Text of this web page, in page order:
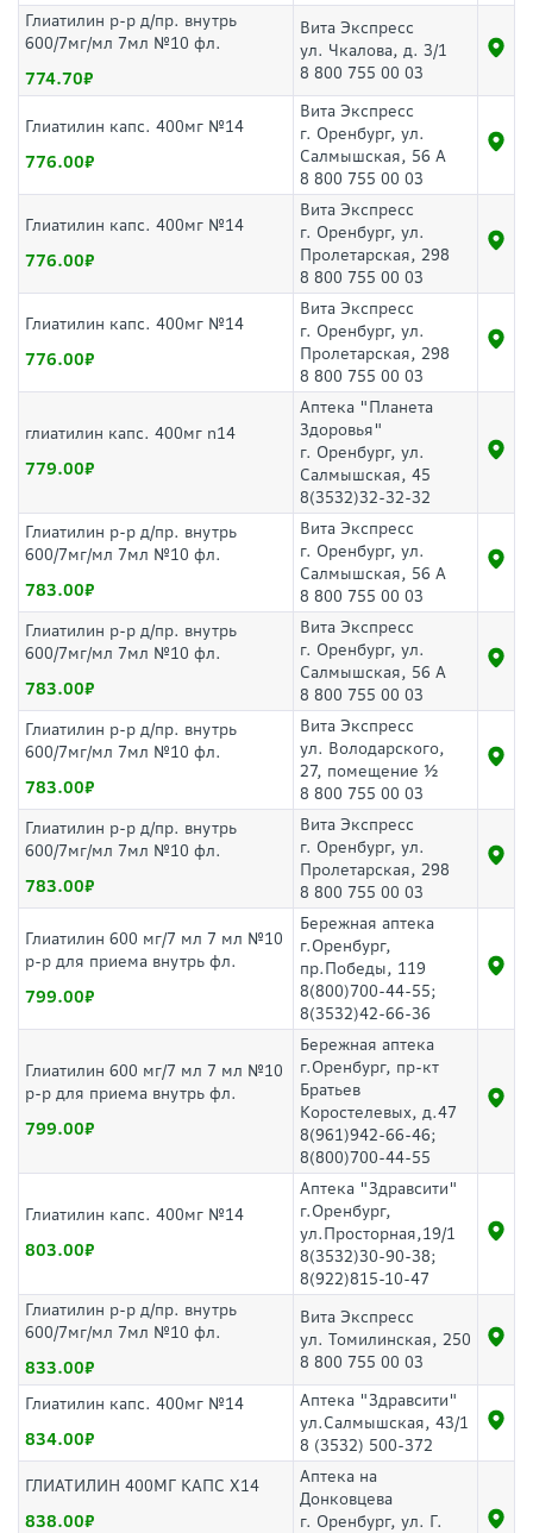
Глиатилин р-р д/пр. внутрь
600/7мг/мл 7мл №10 фл.
774.70
Вита Экспресс
ул. Чкалова, д. 3/1
8 800 755 00 03
Глиатилин капс. 400мг №14
776.00
Вита Экспресс
г. Оренбург, ул.
Салмышская, 56 А
8 800 755 00 03
Глиатилин капс. 400мг №14
776.00
Вита Экспресс
г. Оренбург, ул.
Пролетарская, 298
8 800 755 00 03
Глиатилин капс. 400мг №14
776.00
Вита Экспресс
г. Оренбург, ул.
Пролетарская, 298
8 800 755 00 03
глиатилин капс. 400мг n14
779.00
Аптека "Планета
Здоровья"
г. Оренбург, ул.
Салмышская, 45
8(3532)32-32-32
Глиатилин р-р д/пр. внутрь
600/7мг/мл 7мл №10 фл.
783.00
Вита Экспресс
г. Оренбург, ул.
Салмышская, 56 А
8 800 755 00 03
Глиатилин р-р д/пр. внутрь
600/7мг/мл 7мл №10 фл.
783.00
Вита Экспресс
г. Оренбург, ул.
Салмышская, 56 А
8 800 755 00 03
Глиатилин р-р д/пр. внутрь
600/7мг/мл 7мл №10 фл.
783.00
Вита Экспресс
ул. Володарского,
27, помещение ½
8 800 755 00 03
Глиатилин р-р д/пр. внутрь
600/7мг/мл 7мл №10 фл.
783.00
Вита Экспресс
г. Оренбург, ул.
Пролетарская, 298
8 800 755 00 03
Глиатилин 600 мг/7 мл 7 мл №10
р-р для приема внутрь фл.
799.00
Бережная аптека
г.Оренбург,
пр.Победы, 119
8(800)700-44-55;
8(3532)42-66-36
Глиатилин 600 мг/7 мл 7 мл №10
р-р для приема внутрь фл.
799.00
Бережная аптека
г.Оренбург, пр-кт
Братьев
Коростелевых, д.47
8(961)942-66-46;
8(800)700-44-55
Глиатилин капс. 400мг №14
803.00
Аптека "Здравсити"
г.Оренбург,
ул.Просторная,19/1
8(3532)30-90-38;
8(922)815-10-47
Глиатилин р-р д/пр. внутрь
600/7мг/мл 7мл №10 фл.
833.00
Вита Экспресс
ул. Томилинская, 250
8 800 755 00 03
Глиатилин капс. 400мг №14
834.00
Аптека "Здравсити"
ул.Салмышская, 43/1
8 (3532) 500-372
ГЛИАТИЛИН 400МГ КАПС Х14
838.00
Аптека на
Донковцева
г. Оренбург, ул. Г.